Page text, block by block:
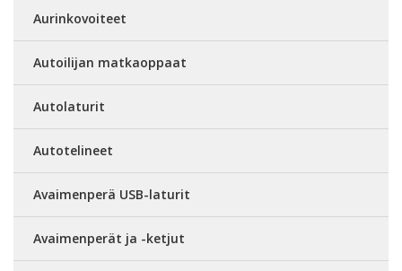
Aurinkovoiteet
Autoilijan matkaoppaat
Autolaturit
Autotelineet
Avaimenperä USB-laturit
Avaimenperät ja -ketjut